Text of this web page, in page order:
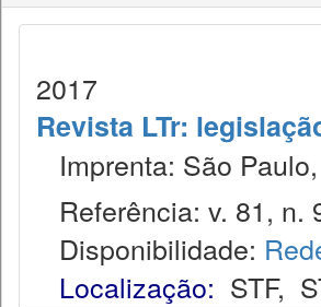
2017
Revista LTr:
Imprenta: São
Referência: v. 81, n.
Disponibilidade:
Localização: STF,